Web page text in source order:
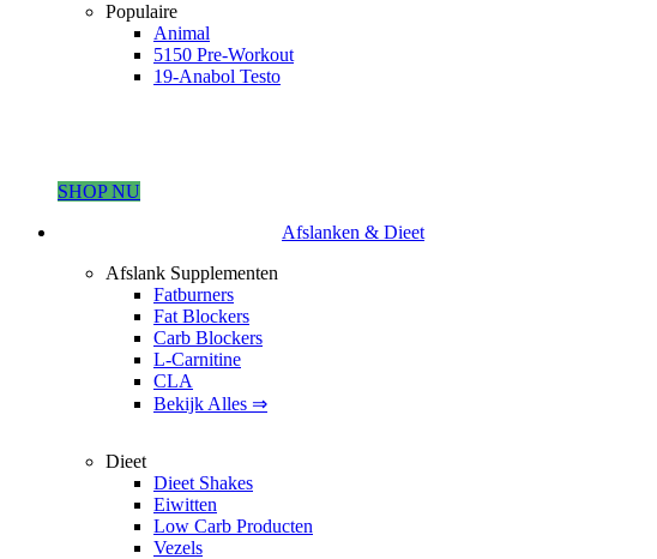
Populaire
Animal
5150 Pre-Workout
19-Anabol Testo
SHOP NU
Afslanken & Dieet
Afslank Supplementen
Fatburners
Fat Blockers
Carb Blockers
L-Carnitine
CLA
Bekijk Alles ⇒
Dieet
Dieet Shakes
Eiwitten
Low Carb Producten
Vezels